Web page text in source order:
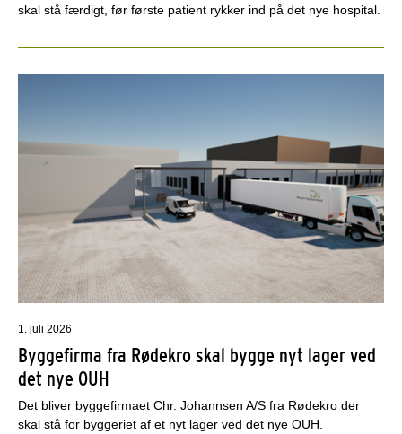
skal stå færdigt, før første patient rykker ind på det nye hospital.
1. juli 2026
Byggefirma fra Rødekro skal bygge nyt lager ved
det nye OUH
Det bliver byggefirmaet Chr. Johannsen A/S fra Rødekro der
skal stå for byggeriet af et nyt lager ved det nye OUH.